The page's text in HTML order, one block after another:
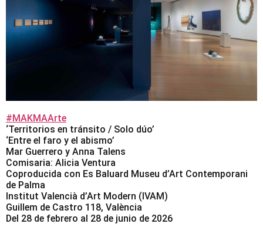
#MAKMAArte
‘Territorios en tránsito / Solo dúo’
‘Entre el faro y el abismo’
Mar Guerrero y Anna Talens
Comisaria: Alicia Ventura
Coproducida con Es Baluard Museu d’Art Contemporani
de Palma
Institut Valencià d’Art Modern (IVAM)
Guillem de Castro 118, València
Del 28 de febrero al 28 de junio de 2026